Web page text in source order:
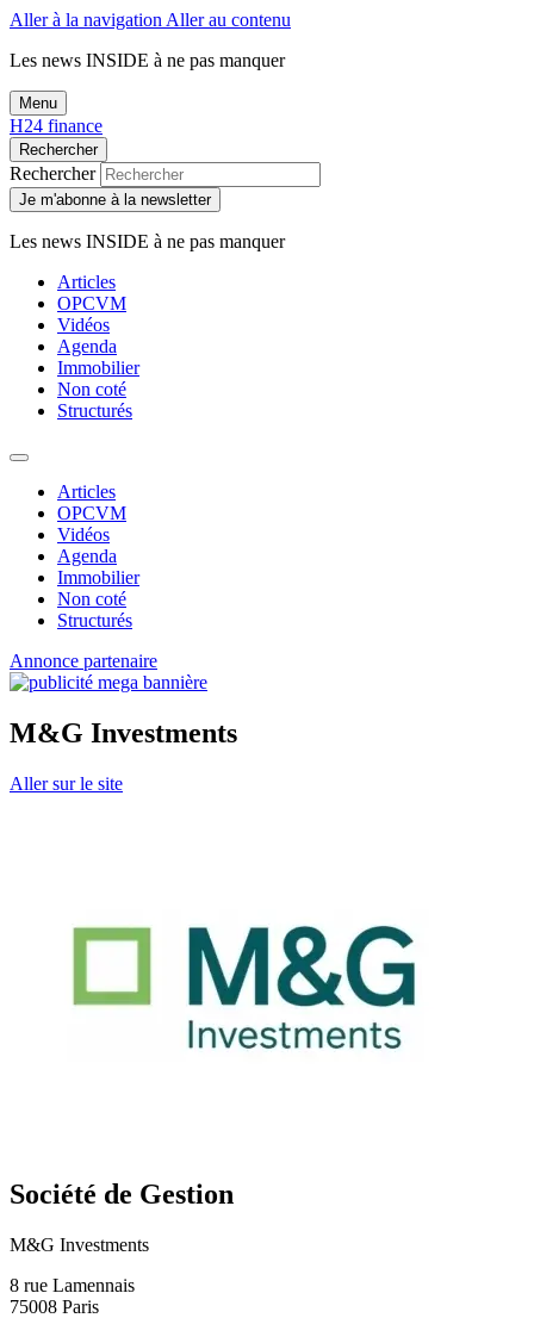
Aller à la navigation Aller au contenu
Les news INSIDE à ne pas manquer
Menu
H24 finance
Rechercher
Rechercher
Je m'abonne à la newsletter
Les news INSIDE à ne pas manquer
Articles
OPCVM
Vidéos
Agenda
Immobilier
Non coté
Structurés
Articles
OPCVM
Vidéos
Agenda
Immobilier
Non coté
Structurés
Annonce partenaire
M&G Investments
Aller sur le site
Société de Gestion
M&G Investments
8 rue Lamennais
75008 Paris